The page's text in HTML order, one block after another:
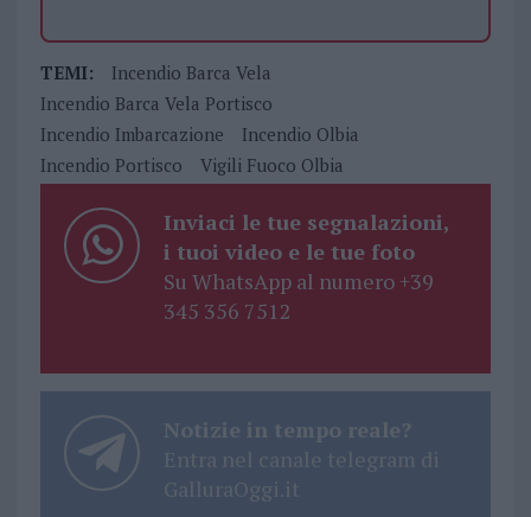
TEMI:
Incendio Barca Vela
Incendio Barca Vela Portisco
Incendio Imbarcazione
Incendio Olbia
Incendio Portisco
Vigili Fuoco Olbia
Inviaci le tue segnalazioni,
i tuoi video e le tue foto
Su WhatsApp al numero +39
345 356 7512
Notizie in tempo reale?
Entra nel canale telegram di
GalluraOggi.it